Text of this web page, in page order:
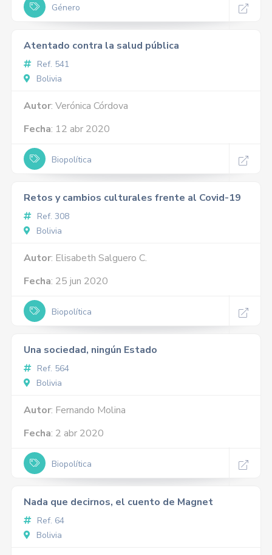
Género
Atentado contra la salud pública
Ref. 541
Bolivia
Autor: Verónica Córdova
Fecha: 12 abr 2020
Biopolítica
Retos y cambios culturales frente al Covid-19
Ref. 308
Bolivia
Autor: Elisabeth Salguero C.
Fecha: 25 jun 2020
Biopolítica
Una sociedad, ningún Estado
Ref. 564
Bolivia
Autor: Fernando Molina
Fecha: 2 abr 2020
Biopolítica
Nada que decirnos, el cuento de Magnet
Ref. 64
Bolivia